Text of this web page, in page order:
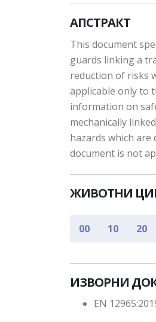
АПСТРАКТ
This document
guards linking a
reduction of risks
applicable only to
information on
mechanically
hazards which are
document is not
ЖИВОТНИ
00 10 20
ИЗВОРНИ
EN